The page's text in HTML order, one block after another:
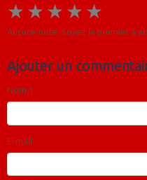
★ ★ ★ ★ ★
Aucune note. Soyez le premier à
Ajouter un
Nom
E-mail